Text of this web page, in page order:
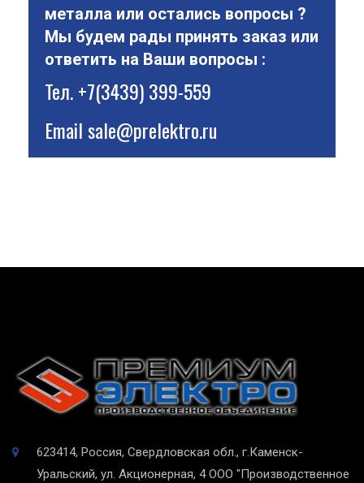
металла или остались вопросы ?
Мы будем рады принять заказ или
ответить на Ваши вопросы :
Тел.+7(3439) 399-559
Emailsale@prelektro.ru
623414, Россия, Свердловская обл., г.Каменск-
Уральский, ул. Акционерная, 4 ООО "Производственное